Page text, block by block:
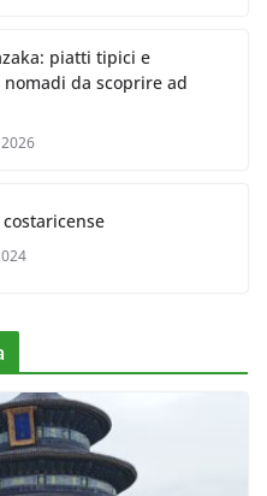
piatti tipici e
da scoprire ad